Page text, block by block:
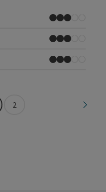
2 Seite